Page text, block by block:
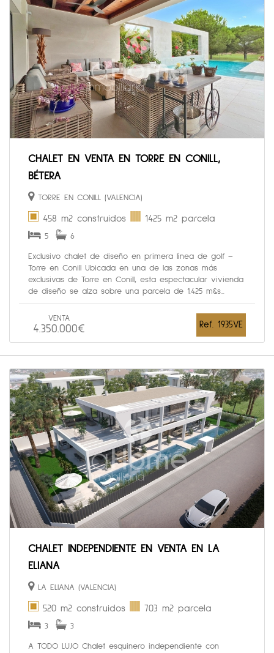
CHALET EN VENTA EN TORRE EN CONILL,
BÉTERA
TORRE EN CONILL (VALENCIA)
458 m2 construidos 1425 m2 parcela
5 6
Exclusivo chalet de diseño en primera línea de golf –
Torre en Conill Ubicada en una de las zonas más
exclusivas de Torre en Conill, esta espectacular vivienda
de diseño se alza sobre una parcela de 1.425 m&s...
VENTA
4.350.000€ Ref. 1935VE
CHALET INDEPENDIENTE EN VENTA EN LA
ELIANA
LA ELIANA (VALENCIA)
520 m2 construidos 703 m2 parcela
3 3
A TODO LUJO Chalet esquinero independiente con